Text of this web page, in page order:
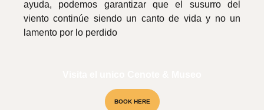
ayuda, podemos garantizar que el susurro del
viento continúe siendo un canto de vida y no un
lamento por lo perdido
BOOK HERE